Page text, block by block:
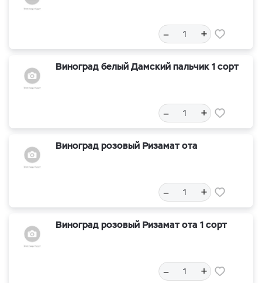
– +
Виноград белый Дамский пальчик 1 сорт
– +
Виноград розовый Ризамат ота
– +
Виноград розовый Ризамат ота 1 сорт
– +